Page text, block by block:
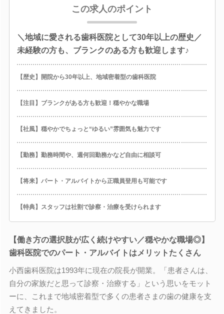
この求人のポイント
＼地域に愛される歯科医院として30年以上の歴史／
未経験の方も、ブランクのある方も歓迎します♪
【歴史】開院から30年以上、地域密着型の歯科医院
【注目】ブランクがある方も歓迎！穏やかな職場
【社風】穏やかでちょっと“ゆるい”雰囲気も魅力です
【勤務】勤務時間や、週何回勤務かなど自由に相談可
【将来】パート・アルバイトから正職員登用も可能です
【特典】スタッフは社割で診察・治療を受けられます
【働き方の選択肢が広く続けやすい／穏やかな職場◎】
歯科医院でのパート・アルバイトはメリットたくさん
小西歯科医院は1993年に現在の院長が開業。「患者さんは、
自分の家族だと思って診察・治療する」という思いをモット
ーに、これまで地域密着型で多くの患者さまの歯の健康を支
えてきました。